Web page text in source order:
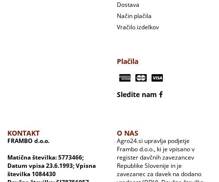
Dostava
Način plačila
Vračilo izdelkov
Plačila
Sledite nam
KONTAKT
FRAMBO d.o.o.
Matična številka: 5773466;
Datum vpisa 23.6.1993; Vpisna
številka 1084430
O NAS
Agro24.si upravlja podjetje
Frambo d.o.o., ki je vpisano v
register davčnih zavezancev
Republike Slovenije in je
zavezanec za davek na dodano